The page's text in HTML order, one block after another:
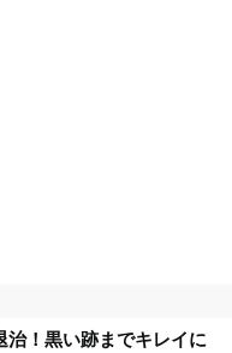
！黒い跡までキレイに